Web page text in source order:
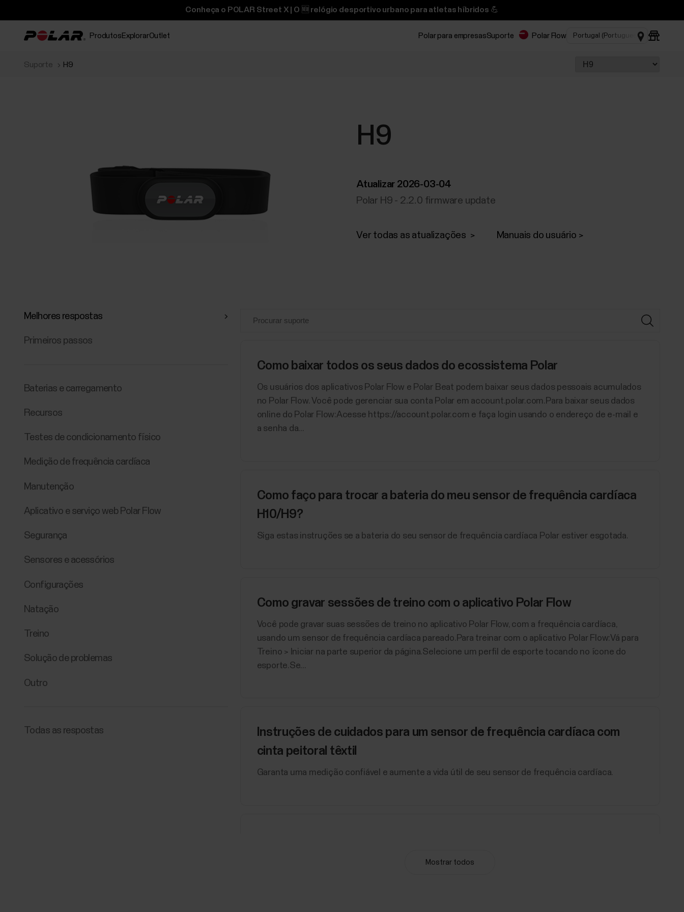
Conheça o POLAR Street X | O 🆕 relógio desportivo urbano para atletas híbridos 💪
Produtos ExplorarOutlet Polar para empresasSuporte Polar Flow
Suporte H9
H9
Atualizar 2026-03-04
Polar H9 - 2.2.0 firmware update
Ver todas as atualizações Manuais do usuário
Melhores respostas
Primeiros passos
Baterias e carregamento
Recursos
Testes de condicionamento físico
Medição de frequência cardíaca
Manutenção
Aplicativo e serviço web Polar Flow
Segurança
Sensores e acessórios
Configurações
Natação
Treino
Solução de problemas
Outro
Todas as respostas
Como baixar todos os seus dados do ecossistema Polar
Os usuários dos aplicativos Polar Flow e Polar Beat podem baixar seus dados pessoais acumulados
no Polar Flow. Você pode gerenciar sua conta Polar em account.polar.com.Para baixar seus dados
online do Polar Flow:Acesse https://account.polar.com e faça login usando o endereço de e-mail e
a senha da...
Como faço para trocar a bateria do meu sensor de frequência cardíaca
H10/H9?
Siga estas instruções se a bateria do seu sensor de frequência cardíaca Polar estiver esgotada.
Como gravar sessões de treino com o aplicativo Polar Flow
Você pode gravar suas sessões de treino no aplicativo Polar Flow, com a frequência cardíaca,
usando um sensor de frequência cardíaca pareado.Para treinar com o aplicativo Polar Flow:Vá para
Treino > Iniciar na parte superior da página.Selecione um perfil de esporte tocando no ícone do
esporte.Se...
Instruções de cuidados para um sensor de frequência cardíaca com
cinta peitoral têxtil
Garanta uma medição confiável e aumente a vida útil de seu sensor de frequência cardíaca.
O Teste de Condicionamento Físico da Polar pode ser realizado com um sensor de frequência
Mostrar todos